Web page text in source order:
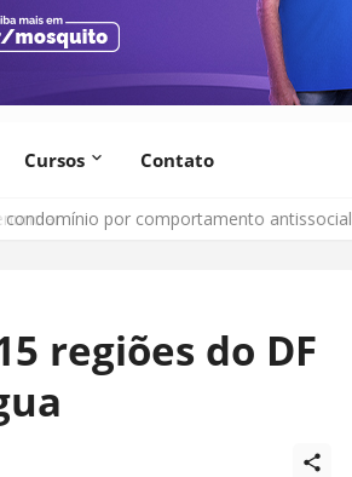
Cursos Contato
condomínio por comportamento antissocial
regiões do DF